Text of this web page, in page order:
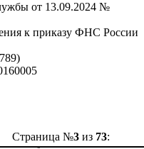
от 13.09.2024 №
к приказу ФНС России
Страница №3из 73: